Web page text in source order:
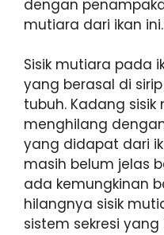
dengan
mutiara dari ikan ini.
Sisik mutiara pada
yang berasal di
tubuh. Kadang
menghilang
yang didapat dari
masih belum jelas
ada kemungkinan
hilangnya sisik
sistem sekresi yang